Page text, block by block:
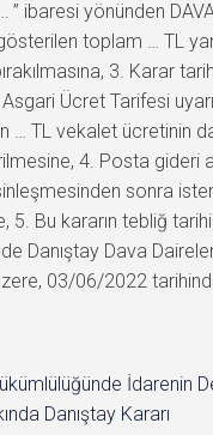
İdarenin
Danıştay Kararı